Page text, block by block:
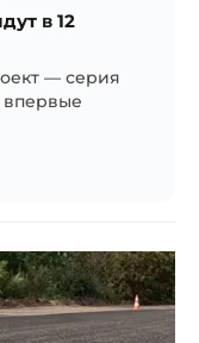
в 12
— серия
впервые